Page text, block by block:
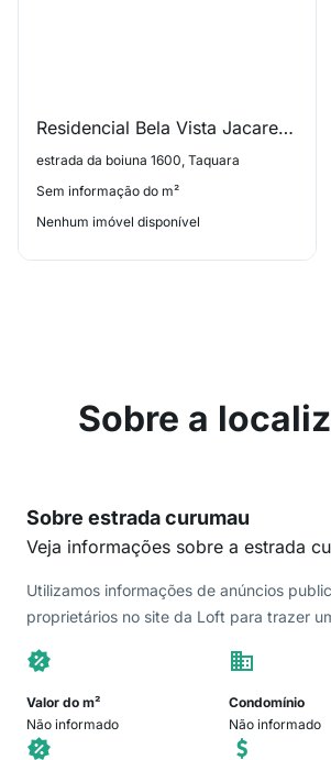
Residencial Bela Vista Jacarepagua
estrada da boiuna 1600, Taquara
Sem informação do m²
Nenhum imóvel disponível
Sobre a
Sobre estrada curumau
Veja informações sobre a estrada
Utilizamos informações de anúncios
proprietários no site da Loft para trazer
Valor do m²
Não informado
Condomínio
Não informado